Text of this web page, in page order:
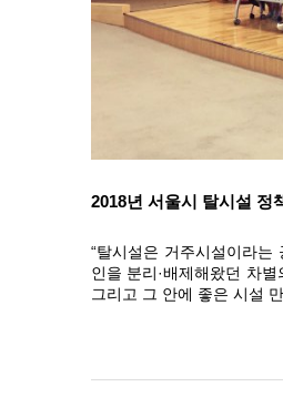
2018년 서울시 탈시설 정
“탈시설은 거주시설이라
인을 분리·배제해왔던 차
그리고 그 안에 좋은 시설